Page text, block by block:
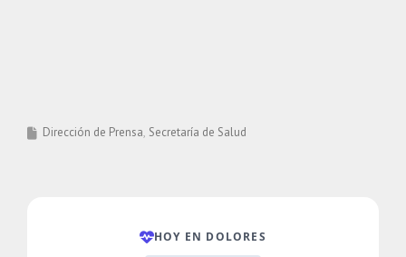
Dirección de Prensa Secretaría de Salud